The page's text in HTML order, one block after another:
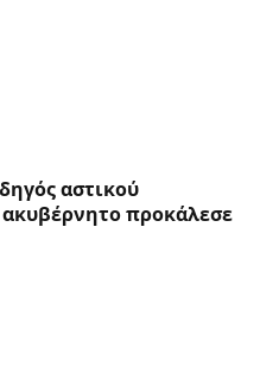
αστικού
προκάλεσε